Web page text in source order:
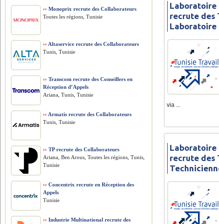
Laboratoire
recrute des
Laboratoire
via ...
Laboratoire
recrute des
›› Monoprix recrute des Collaborateurs
Toutes les régions, Tunisie
›› Altaservice recrute des Collaborateurs
Tunis, Tunisie
›› Transcom recrute des Conseillers en
Réception d’Appels
Ariana, Tunis, Tunisie
›› Armatis recrute des Collaborateurs
Tunis, Tunisie
›› TP recrute des Collaborateurs
Ariana, Ben Arous, Toutes les régions, Tunis,
Tunisie
›› Concentrix recrute en Réception des
Appels
Tunisie
›› Industrie Multinational recrute des